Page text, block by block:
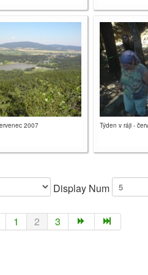
2007 Týden v ráji -
Display Num
1 2 3